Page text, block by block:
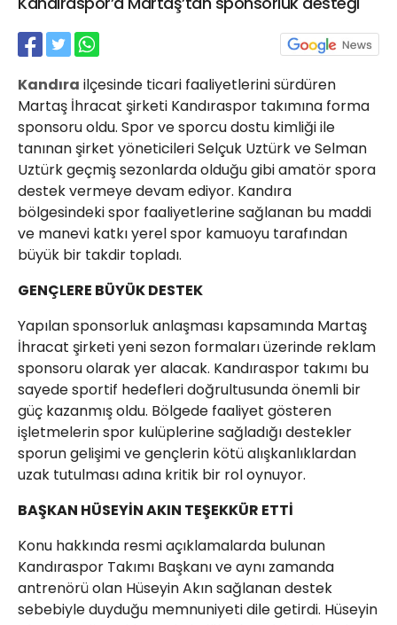
Kandıra ilçesinde ticari faaliyetlerini sürdüren
Martaş İhracat şirketi Kandıraspor takımına forma
sponsoru oldu. Spor ve sporcu dostu kimliği ile
tanınan şirket yöneticileri Selçuk Uztürk ve Selman
Uztürk geçmiş sezonlarda olduğu gibi amatör spora
destek vermeye devam ediyor. Kandıra
bölgesindeki spor faaliyetlerine sağlanan bu maddi
ve manevi katkı yerel spor kamuoyu tarafından
büyük bir takdir topladı.
GENÇLERE BÜYÜK DESTEK
Yapılan sponsorluk anlaşması kapsamında Martaş
İhracat şirketi yeni sezon formaları üzerinde reklam
sponsoru olarak yer alacak. Kandıraspor takımı bu
sayede sportif hedefleri doğrultusunda önemli bir
güç kazanmış oldu. Bölgede faaliyet gösteren
işletmelerin spor kulüplerine sağladığı destekler
sporun gelişimi ve gençlerin kötü alışkanlıklardan
uzak tutulması adına kritik bir rol oynuyor.
BAŞKAN HÜSEYİN AKIN TEŞEKKÜR ETTİ
Konu hakkında resmi açıklamalarda bulunan
Kandıraspor Takımı Başkanı ve aynı zamanda
antrenörü olan Hüseyin Akın sağlanan destek
sebebiyle duyduğu memnuniyeti dile getirdi. Hüseyin
21 Gölcük
02624132333